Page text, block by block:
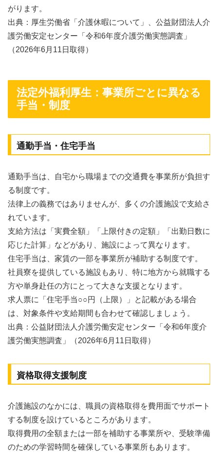
がります。
出典：厚生労働省「介護休暇について」、公益財団法人介
護労働安定センター「令和6年度介護労働実態調査」
（2026年6月11日取得）
法定外福利厚生：事業所ごとに異なる
手当・制度
通勤手当・住宅手当
通勤手当は、自宅から職場までの交通費を事業所が負担す
る制度です。
法律上の義務ではありませんが、多くの介護施設で支給さ
れています。
支給方法は「実費全額」「上限付きの定額」「出勤日数に
応じた計算」などがあり、施設によって異なります。
住宅手当は、家賃の一部を事業所が補助する制度です。
社員寮を提供している施設もあり、特に地方から就職する
方や単身赴任の方にとって大きな支援となります。
求人票に「住宅手当○○円（上限）」と記載がある場合
は、対象条件や支給期間も合わせて確認しましょう。
出典：公益財団法人介護労働安定センター「令和6年度介
護労働実態調査」（2026年6月11日取得）
資格取得支援制度
介護施設のなかには、職員の資格取得を費用面でサポート
する制度を設けているところがあります。
取得費用の全額または一部を補助する事業所や、受験準備
のための学習時間を確保している事業所もあります。